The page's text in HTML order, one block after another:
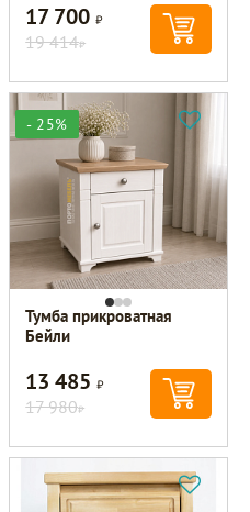
17 700Р
19 414Р
- 25%
Тумба прикроватная
Бейли
13 485Р
17 980Р